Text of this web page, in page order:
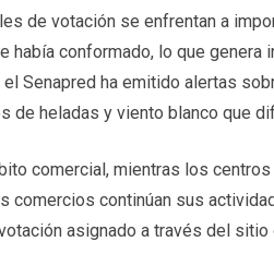
de votación se enfrentan a
había conformado, lo que genera
el Senapred ha emitido alertas
de heladas y viento blanco que
comercial, mientras los
comercios continúan sus
asignado a través del sitio